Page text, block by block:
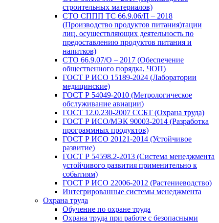
строительных материалов)
СТО СППП ТС 66.9.06/П – 2018
(Производство продуктов питания)тации
лиц, осуществляющих деятельность по
предоставлению продуктов питания и
напитков)
СТО 66.9.07/О – 2017 (Обеспечение
общественного порядка, ЧОП)
ГОСТ Р ИСО 15189-2024 (Лаборатории
медицинские)
ГОСТ Р 54049-2010 (Метрологическое
обслуживание авиации)
ГОСТ 12.0.230-2007 ССБТ (Охрана труда)
ГОСТ Р ИСО/МЭК 90003-2014 (Разработка
программных продуктов)
ГОСТ Р ИСО 20121-2014 (Устойчивое
развитие)
ГОСТ Р 54598.2-2013 (Система менеджмента
устойчивого развития применительно к
событиям)
ГОСТ Р ИСО 22006-2012 (Растениеводство)
Интегрированные системы менеджмента
Охрана труда
Обучение по охране труда
Охрана труда при работе с безопасными